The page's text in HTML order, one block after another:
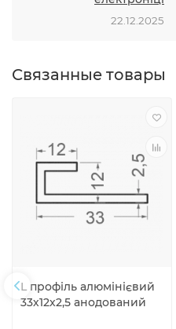
22.12.2025
Связанные товары
L профіль алюмінієвий
33х12х2,5 анодований